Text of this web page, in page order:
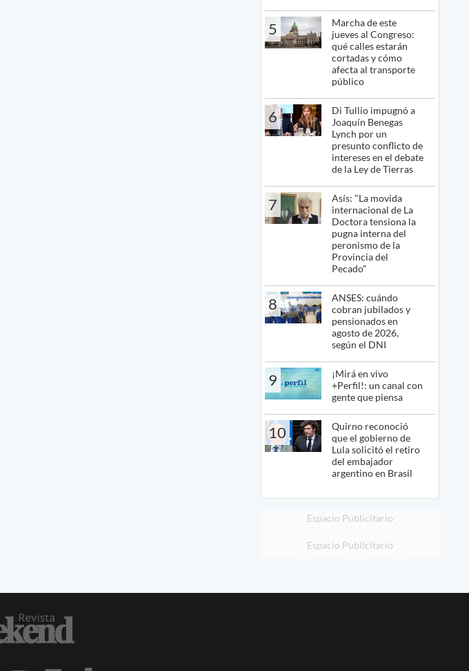
5
Marcha de este
jueves al Congreso:
qué calles estarán
cortadas y cómo
afecta al transporte
público
6
Di Tullio impugnó a
Joaquín Benegas
Lynch por un
presunto conflicto de
intereses en el debate
de la Ley de Tierras
7
Asís: "La movida
internacional de La
Doctora tensiona la
pugna interna del
peronismo de la
Provincia del
Pecado"
8
ANSES: cuándo
cobran jubilados y
pensionados en
agosto de 2026,
según el DNI
9
¡Mirá en vivo
+Perfil!: un canal con
gente que piensa
10
Quirno reconoció
que el gobierno de
Lula solicitó el retiro
del embajador
argentino en Brasil
Espacio Publicitario
Espacio Publicitario